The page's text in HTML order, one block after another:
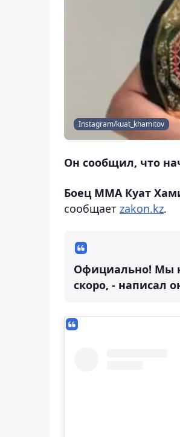
Instagram/kuat_khamitov
Он сообщил, что
Боец ММА Куат
сообщает zakon.kz.
Официально! Мы
скоро, - написал